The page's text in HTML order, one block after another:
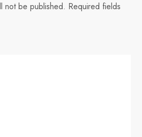
not be published. Required fields